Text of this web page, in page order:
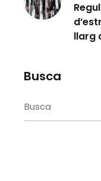
llarg
Busca
Search
for: